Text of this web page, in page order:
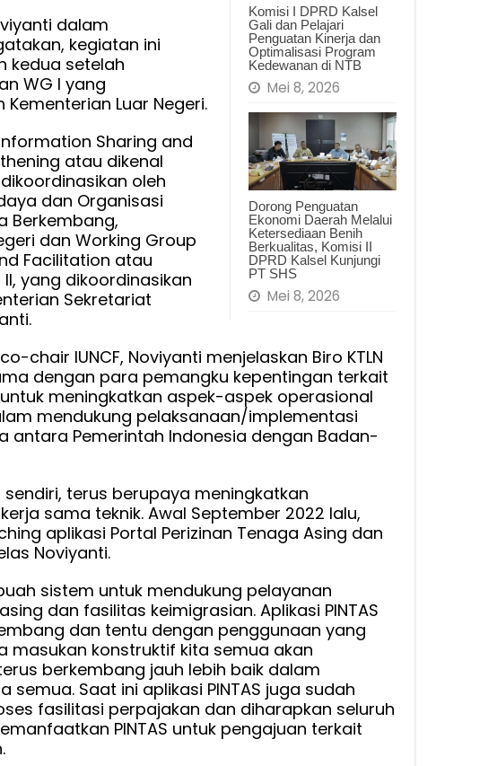
Komisi I DPRD Kalsel
Gali dan Pelajari
Penguatan Kinerja dan
Optimalisasi Program
Kedewanan di NTB
Mei 8, 2026
Dorong Penguatan
Ekonomi Daerah Melalui
Ketersediaan Benih
Berkualitas, Komisi II
DPRD Kalsel Kunjungi
PT SHS
Mei 8, 2026
dalam
kegiatan ini
kedua setelah
WG I yang
Luar Negeri.
Sharing and
atau dikenal
oleh
dan Organisasi
Berkembang,
dan Working Group
Facilitation atau
yang dikoordinasikan
Sekretariat
chair IUNCF, Noviyanti menjelaskan Biro KTLN
dengan para pemangku kepentingan terkait
meningkatkan aspek-aspek operasional
mendukung pelaksanaan/implementasi
antara Pemerintah Indonesia dengan Badan-
sendiri, terus berupaya meningkatkan
sama teknik. Awal September 2022 lalu,
aplikasi Portal Perizinan Tenaga Asing dan
Noviyanti.
sistem untuk mendukung pelayanan
dan fasilitas keimigrasian. Aplikasi PINTAS
dan tentu dengan penggunaan yang
masukan konstruktif kita semua akan
berkembang jauh lebih baik dalam
semua. Saat ini aplikasi PINTAS juga sudah
fasilitasi perpajakan dan diharapkan seluruh
PINTAS untuk pengajuan terkait